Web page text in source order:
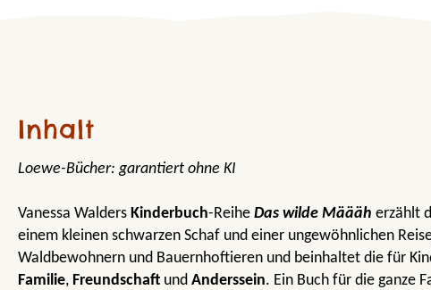
Inhalt
Loewe-Bücher: garantiert ohne KI
Vanessa Walders Kinderbuch-Reihe Das wilde Määäh erzählt
einem kleinen schwarzen Schaf und einer ungewöhnlichen
Waldbewohnern und Bauernhoftieren und beinhaltet die für
Familie, Freundschaft und Anderssein. Ein Buch für die ganze